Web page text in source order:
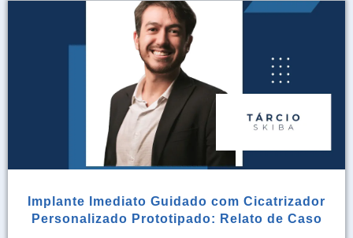
Implante Imediato Guidado com Cicatrizador
Personalizado Prototipado: Relato de Caso